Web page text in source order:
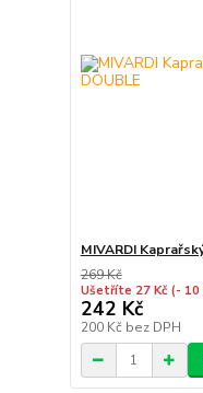
MIVARDI
269 Kč
Ušetříte 27 Kč (- 10
242 Kč
200 Kč bez DPH